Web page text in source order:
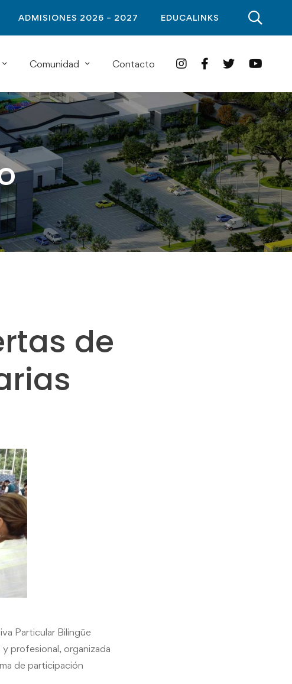
ADMISIONES 2026 – 2027 EDUCALINKS
Comunidad Contacto
de
Particular Bilingüe
profesional, organizada
de participación